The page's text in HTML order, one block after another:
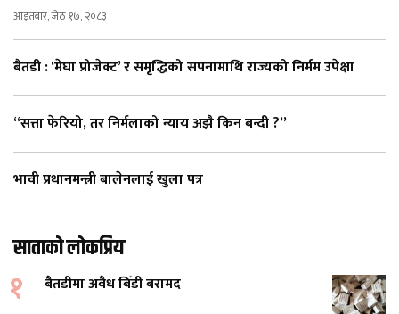
आइतबार, जेठ १७, २०८३
बैतडी : ‘मेघा प्रोजेक्ट’ र समृद्धिको सपनामाथि राज्यको निर्मम उपेक्षा
“सत्ता फेरियो, तर निर्मलाको न्याय अझै किन बन्दी ?”
भावी प्रधानमन्त्री बालेनलाई खुला पत्र
साताको लोकप्रिय
१ बैतडीमा अवैध बिँडी बरामद